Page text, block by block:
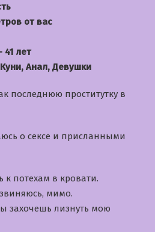
от вас
41 лет
Куни, Анал, Девушки
последнюю проститутку в
о сексе и приcланными
к потехам в кровати.
мимо.
захочешь лизнуть мою